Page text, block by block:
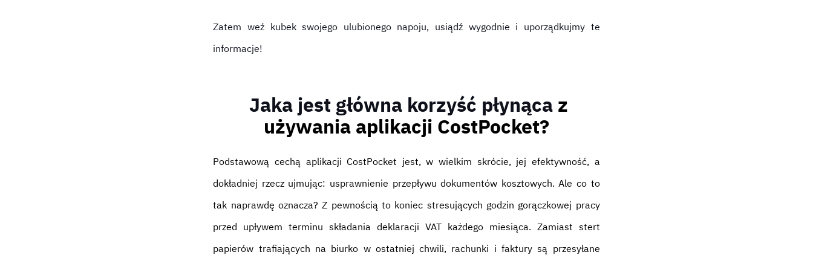
Zatem weź kubek swojego ulubionego napoju, usiądź wygodnie i uporządkujmy te
informacje!
Jaka jest główna korzyść płynąca z
używania aplikacji CostPocket?
Podstawową cechą aplikacji CostPocket jest, w wielkim skrócie, jej efektywność, a
dokładniej rzecz ujmując: usprawnienie przepływu dokumentów kosztowych. Ale co to
tak naprawdę oznacza? Z pewnością to koniec stresujących godzin gorączkowej pracy
przed upływem terminu składania deklaracji VAT każdego miesiąca. Zamiast stert
papierów trafiających na biurko w ostatniej chwili, rachunki i faktury są przesyłane